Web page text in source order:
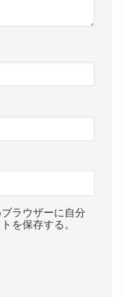
ラウザーに自分
を保存する。